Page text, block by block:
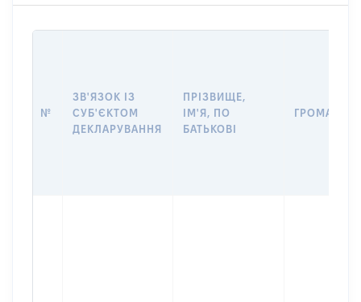
№
ЗВ'ЯЗОК ІЗ
СУБ'ЄКТОМ
ДЕКЛАРУВАННЯ
ПРІЗВИЩЕ,
ІМ'Я, ПО
БАТЬКОВІ